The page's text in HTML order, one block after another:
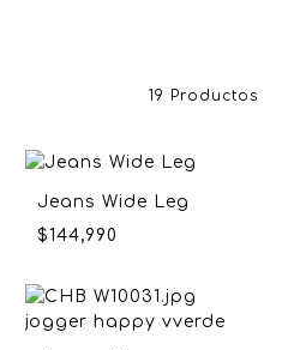
19 Productos
Jeans Wide Leg
$144,990